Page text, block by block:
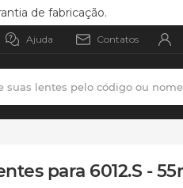
de fabricação.
Ajuda Contatos
lentes pelo código ou
para 6012.S -